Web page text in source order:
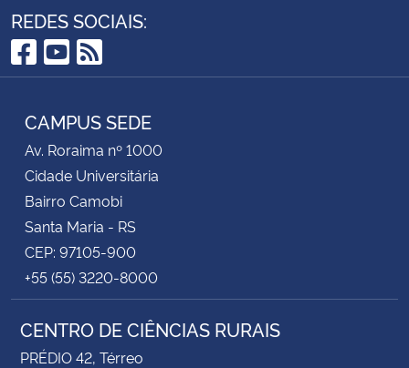
REDES SOCIAIS:
Facebook
YouTube
RSS
CAMPUS SEDE
Av. Roraima nº 1000
Cidade Universitária
Bairro Camobi
Santa Maria - RS
CEP: 97105-900
+55 (55) 3220-8000
CENTRO DE CIÊNCIAS RURAIS
PRÉDIO 42, Térreo